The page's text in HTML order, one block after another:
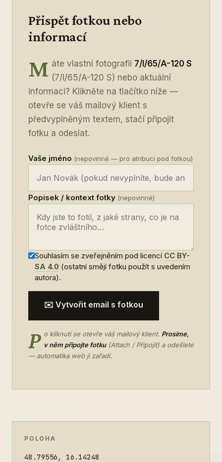
Přispět fotkou nebo
informací
M áte vlastní fotografii 7/I/65/A-120 S
(7/I/65/A-120 S) nebo aktuální
informaci? Klikněte na tlačítko níže —
otevře se váš mailový klient s
předvyplněným textem, stačí připojit
fotku a odeslat.
Vaše jméno (nepovinné — pro atribuci pod fotkou)
Popisek / kontext fotky (nepovinné)
Souhlasím se zveřejněním pod licencí CC BY-
SA 4.0 (ostatní smějí fotku použít s uvedením
autora).
✉️ Vytvořit email s fotkou
P o kliknutí se otevře váš mailový klient. Prosíme,
v něm připojte fotku(Attach / Připojit) a odešlete
— automatika web ji zařadí.
POLOHA
48.79556, 16.14248